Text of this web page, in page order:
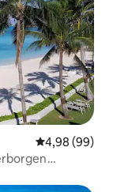
Gemiddelde
4,98 (99)